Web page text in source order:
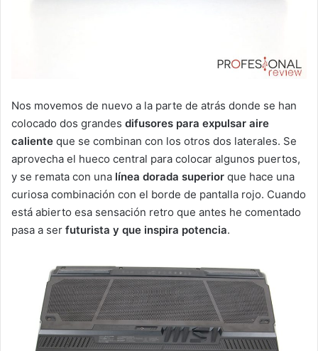
Nos movemos de nuevo a la parte de atrás donde se han
colocado dos grandes difusores para expulsar aire
caliente que se combinan con los otros dos laterales. Se
aprovecha el hueco central para colocar algunos puertos,
y se remata con una línea dorada superior que hace una
curiosa combinación con el borde de pantalla rojo. Cuando
está abierto esa sensación retro que antes he comentado
pasa a ser futurista y que inspira potencia.